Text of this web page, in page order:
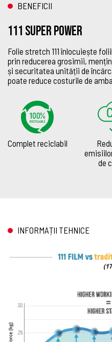
BENEFICII
111 Super Power
Folie stretch 111 înlocuiește
prin reducerea grosimii,
și securitatea unității de
poate reduce costurile de
Complet reciclabil
de
INFORMAȚII TEHNICE